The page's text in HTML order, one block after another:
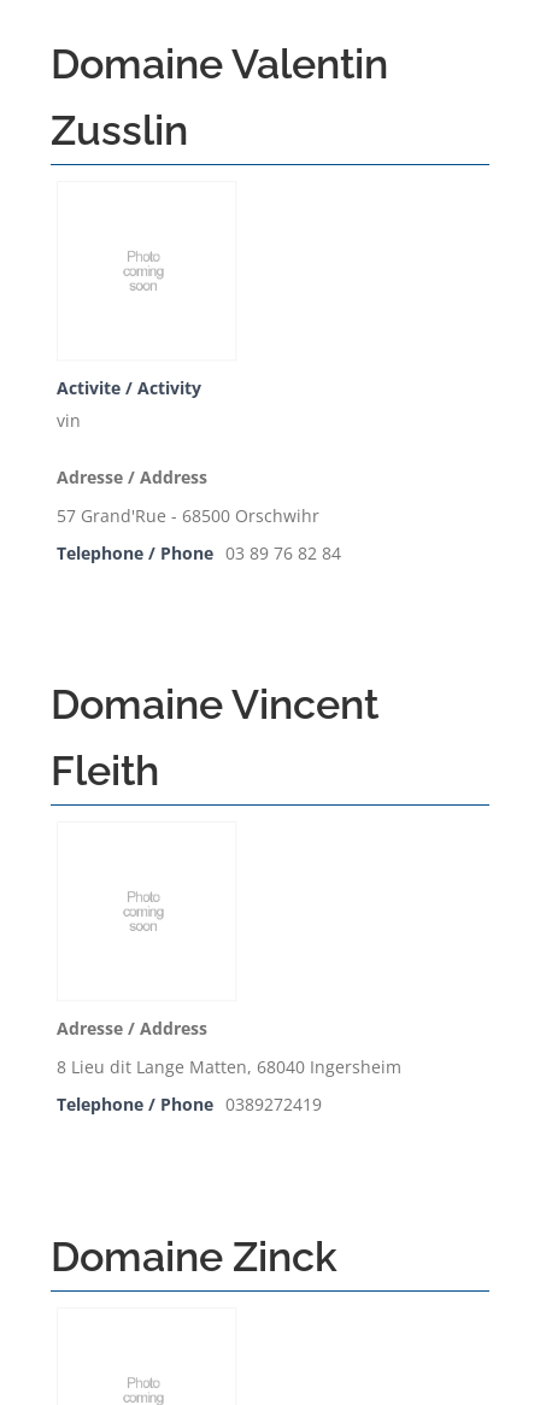
Domaine Valentin
Zusslin
Activite / Activity
vin
Adresse / Address
57 Grand'Rue - 68500 Orschwihr
Telephone / Phone 03 89 76 82 84
Domaine Vincent
Fleith
Adresse / Address
8 Lieu dit Lange Matten, 68040 Ingersheim
Telephone / Phone 0389272419
Domaine Zinck